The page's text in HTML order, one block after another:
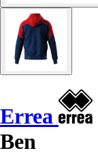
Errea
Ben